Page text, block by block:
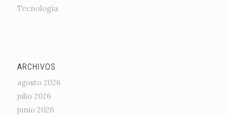
Tecnología
ARCHIVOS
agosto 2026
julio 2026
junio 2026